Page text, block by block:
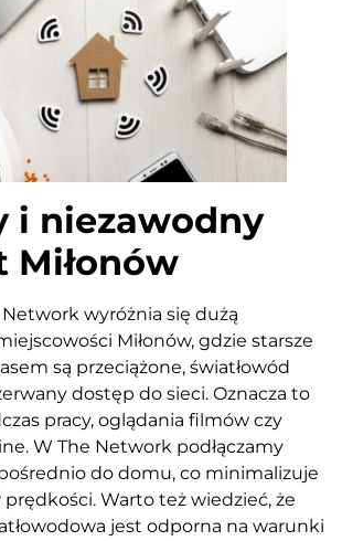
i niezawodny
Miłonów
wyróżnia się dużą
Miłonów, gdzie starsze
są przeciążone, światłowód
dostęp do sieci. Oznacza to
pracy, oglądania filmów czy
W The Network podłączamy
do domu, co minimalizuje
Warto też wiedzieć, że
jest odporna na warunki